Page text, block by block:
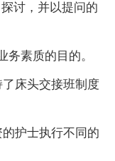
讨，并以提问的
素质的目的。
床头交接班制度
护士执行不同的